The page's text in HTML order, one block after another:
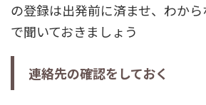
の登録は出発前に済ませ、わか
で聞いておきましょう
連絡先の確認をしておく